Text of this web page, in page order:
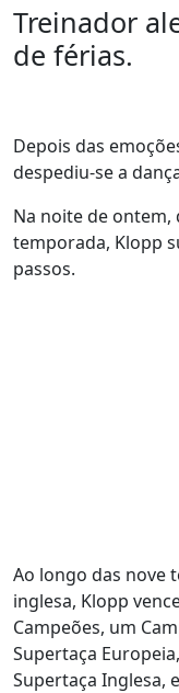
Treinador
de férias.
Depois das
despediu-se a
Na noite de
temporada, Klopp
passos.
Ao longo das nove
inglesa, Klopp
Campeões, um
Supertaça
Supertaça Inglesa,